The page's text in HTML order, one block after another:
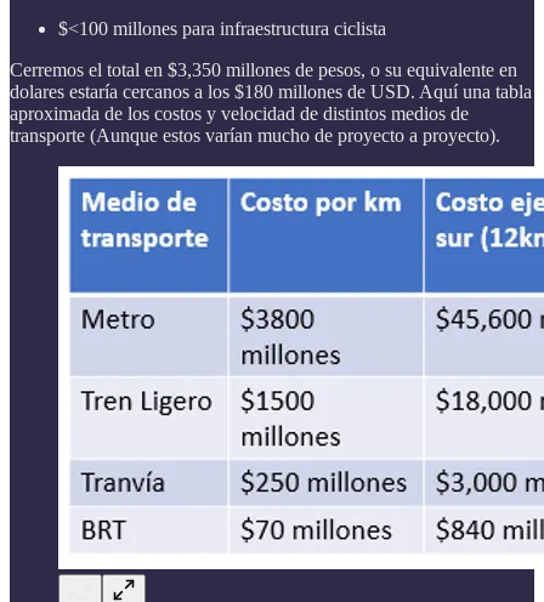
$<100 millones para infraestructura ciclista
Cerremos el total en $3,350 millones de pesos, o su equivalente en
dolares estaría cercanos a los $180 millones de USD. Aquí una tabla
aproximada de los costos y velocidad de distintos medios de
transporte (Aunque estos varían mucho de proyecto a proyecto).